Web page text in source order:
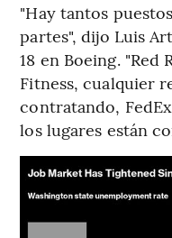
"Hay tantos
partes", dijo Luis
18 en Boeing. "Red
Fitness, cualquier
contratando,
los lugares están